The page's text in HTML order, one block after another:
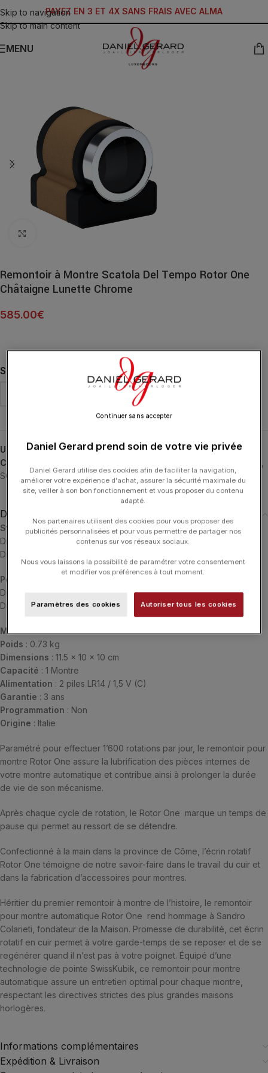
Skip to navigation
Skip to main content
PAYEZ EN 3 ET 4X SANS FRAIS AVEC ALMA
MENU
Remontoir à Montre Scatola Del Tempo Rotor One
Châtaigne Lunette Chrome
585.00€
SUPPORT DE MONTRE
UGS :
03008.C-1
Catégories :
SCATOLA DEL TEMPO
Description
Standard:
Diamètre maximum du bracelet : 19,5 cm
Diamètre minimum du bracelet : 16,3 cm
Petit
Diamètre maximum du bracelet : 17,4 cm
Diamètre minimum du bracelet : 15,2 cm
Matière: Cuir toledo
Poids : 0.73 kg
Dimensions : 11.5 x 10 x 10 cm
Capacité : 1 Montre
Alimentation : 2 piles LR14 / 1,5 V (C)
Garantie : 3 ans
Programmation : Non
Origine : Italie
Paramétré pour effectuer 1’600 rotations par jour, le remontoir pour
montre Rotor One assure la lubrification des pièces internes de
votre montre automatique et contribue ainsi à prolonger la durée
de vie de son mécanisme.
Après chaque cycle de rotation, le Rotor One marque un temps de
pause qui permet au ressort de se détendre.
Confectionné à la main dans la province de Côme, l’écrin rotatif
Rotor One témoigne de notre savoir-faire dans le travail du cuir et
dans la fabrication d’accessoires pour montres.
Héritier du premier remontoir à montre de l’histoire, le remontoir
pour montre automatique Rotor One rend hommage à Sandro
Colarieti, fondateur de la Maison. Promesse de durabilité, cet écrin
rotatif en cuir permet à votre garde-temps de se reposer et de se
regénérer quand il n’est pas à votre poignet. Équipé d’une
technologie de pointe SwissKubik, ce remontoir pour montre
automatique assure un entretien optimal pour chaque montre,
respectant les directives strictes des plus grandes maisons
horlogères.
Informations complémentaires
Expédition & Livraison
Daniel Gerard prend soin de votre vie privée
Daniel Gerard utilise des cookies afin de faciliter la navigation,
améliorer votre expérience d'achat, assurer la sécurité maximale du
site, veiller à son bon fonctionnement et vous proposer du contenu
adapté.
Nos partenaires utilisent des cookies pour vous proposer des
publicités personnalisées et pour vous permettre de partager nos
contenus sur vos réseaux sociaux.
Nous vous laissons la possibilité de paramétrer votre consentement
et modifier vos préférences à tout moment.
Paramètres des cookies Autoriser tous les cookies
Continuer sans accepter